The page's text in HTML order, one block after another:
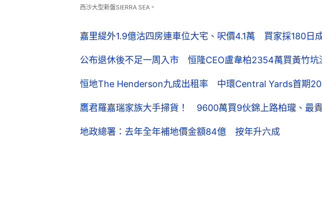
地政總署：去年全年補地價金額84億 按年升六成